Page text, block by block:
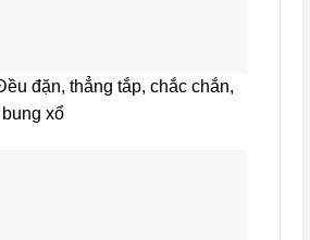
đặn, thẳng tắp, chắc chắn,
xổ